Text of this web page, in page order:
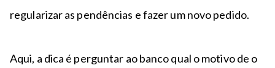
regularizar as pendências e fazer um novo pedido.
Aqui, a dica é perguntar ao banco qual o motivo de o